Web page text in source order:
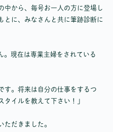
中から、毎号お一人の方に登場し
とに、みなさんと共に筆跡診断に
。現在は専業主婦をされている
す。将来は自分の仕事をするつ
タイルを教えて下さい！」
ただきました。